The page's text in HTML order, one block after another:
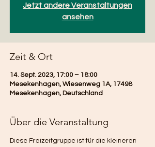
Jetzt andere Veranstaltungen
ansehen
Zeit & Ort
14. Sept. 2023, 17:00 – 18:00
Mesekenhagen, Wiesenweg 1A, 17498
Mesekenhagen, Deutschland
Über die Veranstaltung
Diese Freizeitgruppe ist für die kleineren